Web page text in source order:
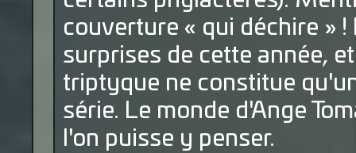
couverture « qui déchire »
surprises de cette année,
triptyque ne constitue
série. Le monde d'Ange
l'on puisse y penser.